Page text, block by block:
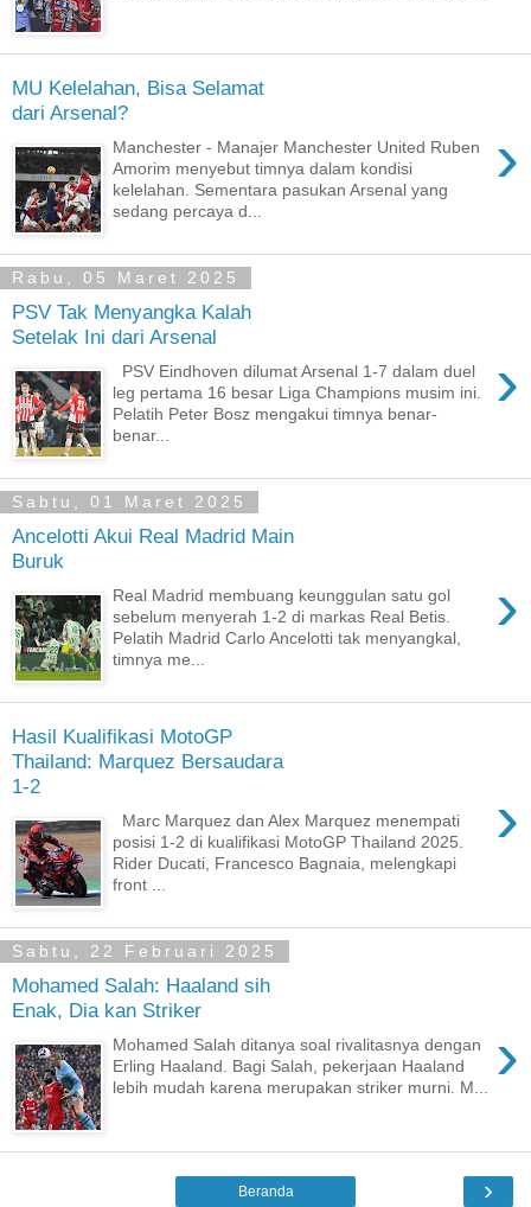
MU Kelelahan, Bisa Selamat
dari Arsenal?
›
Manchester - Manajer Manchester United Ruben
Amorim menyebut timnya dalam kondisi
kelelahan. Sementara pasukan Arsenal yang
sedang percaya d...
Rabu, 05 Maret 2025
PSV Tak Menyangka Kalah
Setelak Ini dari Arsenal
›
PSV Eindhoven dilumat Arsenal 1-7 dalam duel
leg pertama 16 besar Liga Champions musim ini.
Pelatih Peter Bosz mengakui timnya benar-
benar...
Sabtu, 01 Maret 2025
Ancelotti Akui Real Madrid Main
Buruk
›
Real Madrid membuang keunggulan satu gol
sebelum menyerah 1-2 di markas Real Betis.
Pelatih Madrid Carlo Ancelotti tak menyangkal,
timnya me...
Hasil Kualifikasi MotoGP
Thailand: Marquez Bersaudara
1-2
›
Marc Marquez dan Alex Marquez menempati
posisi 1-2 di kualifikasi MotoGP Thailand 2025.
Rider Ducati, Francesco Bagnaia, melengkapi
front ...
Sabtu, 22 Februari 2025
Mohamed Salah: Haaland sih
Enak, Dia kan Striker
›
Mohamed Salah ditanya soal rivalitasnya dengan
Erling Haaland. Bagi Salah, pekerjaan Haaland
lebih mudah karena merupakan striker murni. M...
›
Beranda